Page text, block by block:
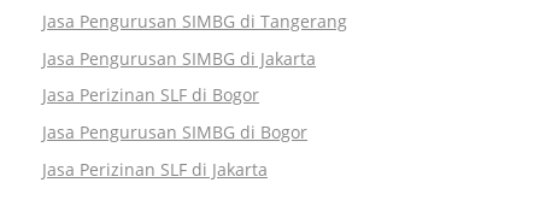
Jasa Pengurusan SIMBG di Tangerang
Jasa Pengurusan SIMBG di Jakarta
Jasa Perizinan SLF di Bogor
Jasa Pengurusan SIMBG di Bogor
Jasa Perizinan SLF di Jakarta